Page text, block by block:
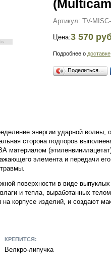
Артикул: TV-
Цена:3 570
Подробнее о доставке
Поделиться…
энергии ударной волны,
сторона подпоров
элемента и передачи
поверхности в виде
и тепла, выработанных
корпусе изделий, и создают
КРЕПИТСЯ:
Велкро-липучка